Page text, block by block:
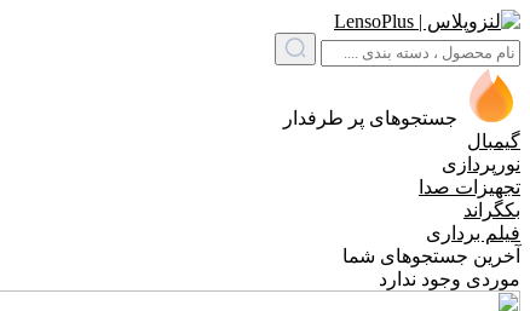
جستجوهای پر طرفدار
گیمبال
نورپردازی
تجهیزات صدا
بکگراند
فیلم برداری
آخرین جستجوهای شما
موردی وجود ندارد